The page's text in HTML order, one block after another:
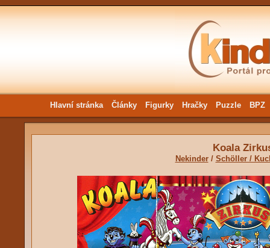
Hlavní stránka Články Figurky Hračky Puzzle BPZ
Koala
Nekinder/ Schöller /